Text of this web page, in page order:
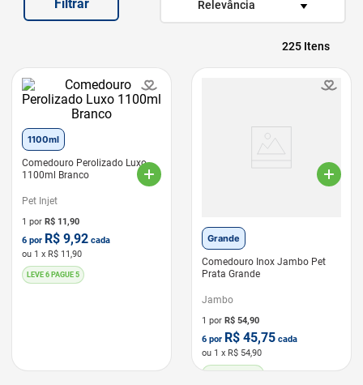
Relevância
Filtrar
225
1100ml
Comedouro Perolizado Luxo
1100ml Branco
Pet Injet
1 por R$ 11,90
6 por R$ 9,92 cada
ou 1 x R$ 11,90
LEVE 6 PAGUE 5
Grande
Comedouro Inox Jambo Pet
Prata Grande
Jambo
1 por R$ 54,90
6 por R$ 45,75 cada
ou 1 x R$ 54,90